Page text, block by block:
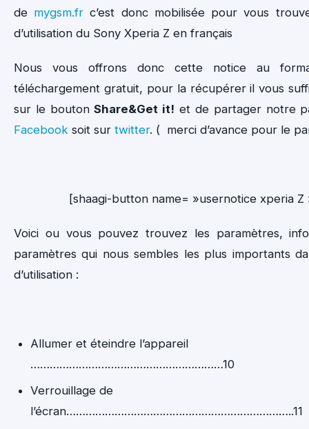
de mygsm.frc’est donc mobilisée pour vous
d’utilisation du Sony Xperia Z en français
Nous vous offrons donc cette notice au
téléchargement gratuit, pour la récupérer il vous
sur le boutonShare&Get it! et de partager notre
Facebook soit sur twitter. ( merci d’avance pour le
[shaagi-button name= »usernotice xperia Z
Voici ou vous pouvez trouvez les paramètres,
paramètres qui nous sembles les plus importants
d’utilisation :
Allumer et éteindre l’appareil
……………………………………………………10
Verrouillage de
l’écran……………………………………………………………..11